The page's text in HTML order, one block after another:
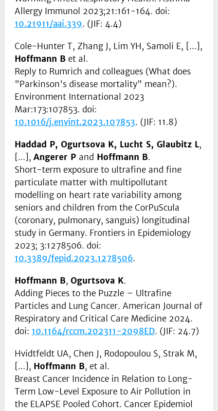
Allergy Immunol 2023;21:161-164. doi:
10.21911/aai.339. (JIF: 4.4)
Cole-Hunter T, Zhang J, Lim YH, Samoli E, [...],
Hoffmann B et al.
Reply to Rumrich and colleagues (What does
"Parkinson's disease mortality" mean?).
Environment International 2023
Mar:173:107853. doi:
10.1016/j.envint.2023.107853. (JIF: 11.8)
Haddad P, Ogurtsova K, Lucht S, Glaubitz L,
[...], Angerer P and Hoffmann B.
Short-term exposure to ultrafine and fine
particulate matter with multipollutant
modelling on heart rate variability among
seniors and children from the CorPuScula
(coronary, pulmonary, sanguis) longitudinal
study in Germany. Frontiers in Epidemiology
2023; 3:1278506. doi:
10.3389/fepid.2023.1278506.
Hoffmann B, Ogurtsova K.
Adding Pieces to the Puzzle – Ultrafine
Particles and Lung Cancer. American Journal of
Respiratory and Critical Care Medicine 2024.
doi: 10.1164/rccm.202311-2098ED. (JIF: 24.7)
Hvidtfeldt UA, Chen J, Rodopoulou S, Strak M,
[...], Hoffmann B, et al.
Breast Cancer Incidence in Relation to Long-
Term Low-Level Exposure to Air Pollution in
the ELAPSE Pooled Cohort. Cancer Epidemiol